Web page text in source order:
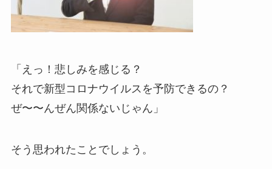
「えっ！悲しみを感じる？
それで新型コロナウイルスを予防できるの？
ぜ〜〜んぜん関係ないじゃん」
そう思われたことでしょう。